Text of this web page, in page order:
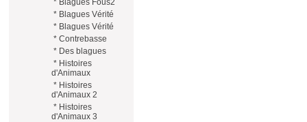
* Blagues Fous2
* Blagues Vérité
* Blagues Vérité
* Contrebasse
* Des blagues
* Histoires
d'Animaux
* Histoires
d'Animaux 2
* Histoires
d'Animaux 3